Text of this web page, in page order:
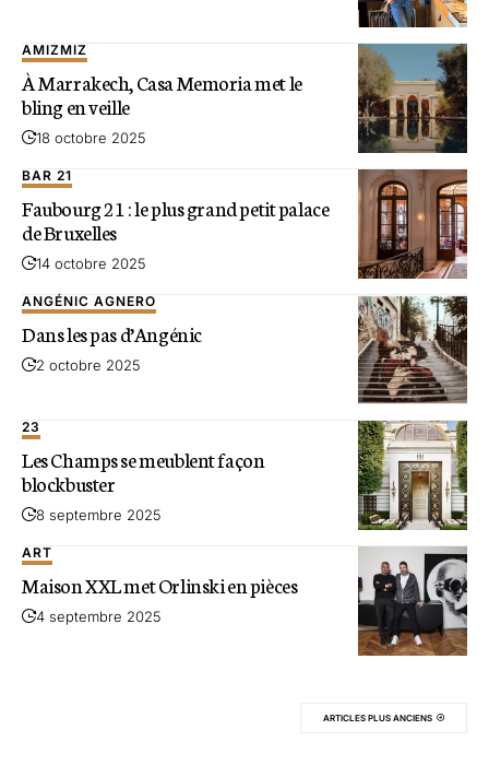
AMIZMIZ
À Marrakech, Casa Memoria met le
bling en veille
18 octobre 2025
BAR 21
Faubourg 21 : le plus grand petit palace
de Bruxelles
14 octobre 2025
ANGÉNIC AGNERO
Dans les pas d’Angénic
2 octobre 2025
23
Les Champs se meublent façon
blockbuster
8 septembre 2025
ART
Maison XXL met Orlinski en pièces
4 septembre 2025
ARTICLES PLUS ANCIENS